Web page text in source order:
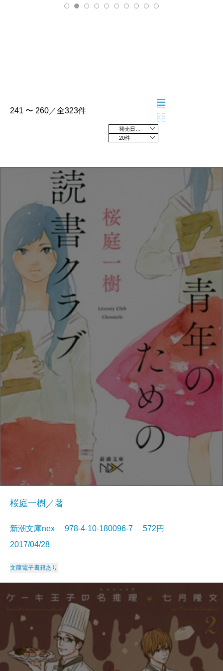
241 〜 260／全323件
20件
桜庭一樹／著
新潮文庫nex 978-4-10-180096-7 572円
2017/04/28
文庫電子書籍あり